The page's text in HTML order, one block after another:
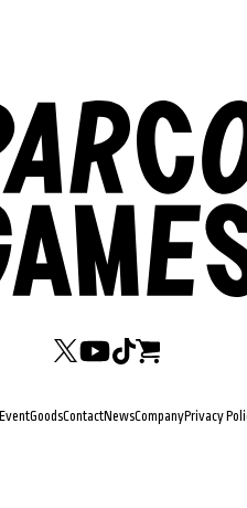
EventGoodsContactNewsCompanyPrivacy